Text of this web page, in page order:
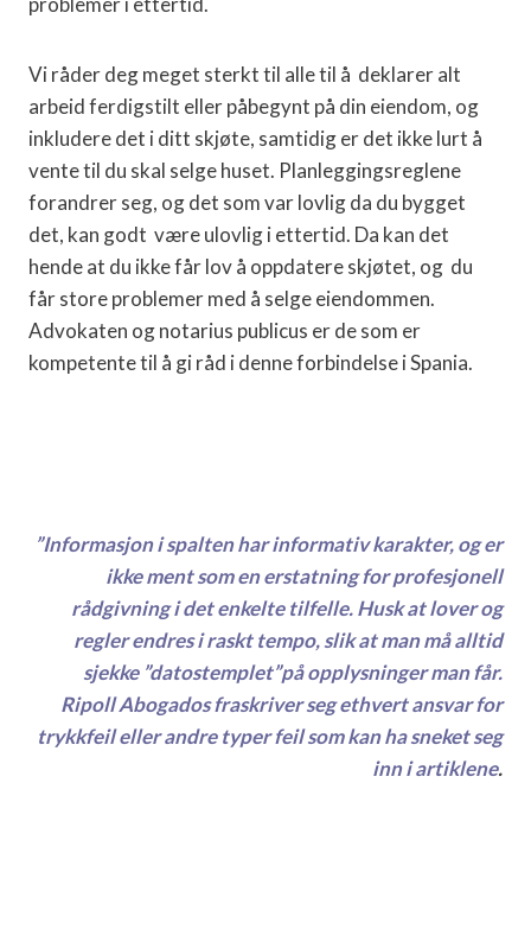
Vi råder deg meget sterkt til alle til å deklarer alt
arbeid ferdigstilt eller påbegynt på din eiendom, og
inkludere det i ditt skjøte, samtidig er det ikke lurt å
vente til du skal selge huset. Planleggingsreglene
forandrer seg, og det som var lovlig da du bygget
det, kan godt være ulovlig i ettertid. Da kan det
hende at du ikke får lov å oppdatere skjøtet, og du
får store problemer med å selge eiendommen.
Advokaten og notarius publicus er de som er
kompetente til å gi råd i denne forbindelse i Spania.
”Informasjon i spalten har informativ karakter, og er
ikke ment som en erstatning for profesjonell
rådgivning i det enkelte tilfelle. Husk at lover og
regler endres i raskt tempo, slik at man må alltid
sjekke ”datostemplet”på opplysninger man får.
Ripoll Abogados fraskriver seg ethvert ansvar for
trykkfeil eller andre typer feil som kan ha sneket seg
inn i artiklene.